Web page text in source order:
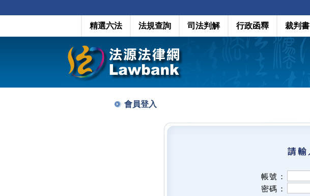
精選六法 法規查詢 司法判解 行政函釋 裁判書
會員登入
帳號：
密碼：